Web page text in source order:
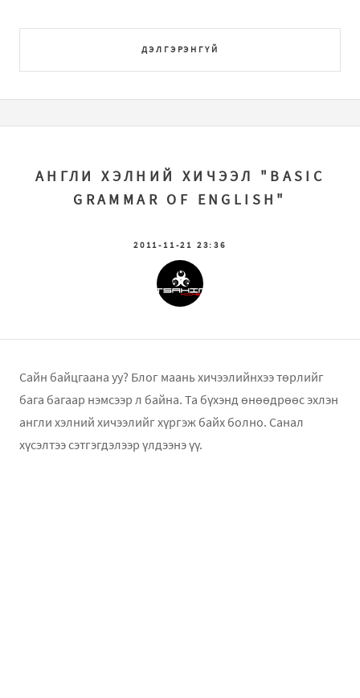
ДЭЛГЭРЭНГҮЙ
АНГЛИ ХЭЛНИЙ ХИЧЭЭЛ "BASIC
GRAMMAR OF ENGLISH"
2011-11-21 23:36
Сайн байцгаана уу? Блог маань хичээлийнхээ төрлийг
бага багаар нэмсээр л байна. Та бүхэнд өнөөдрөөс эхлэн
англи хэлний хичээлийг хүргэж байх болно. Санал
хүсэлтээ сэтгэгдэлээр үлдээнэ үү.